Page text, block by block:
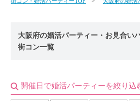
よくあるご質問
お問い合わせ
大阪府の婚活パーティー・お見合い
街コン一覧
開催日で婚活パーティーを絞り込